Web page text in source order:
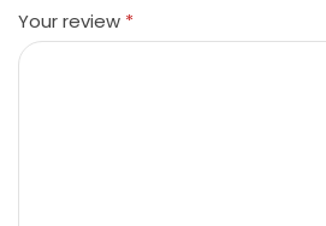
Your review *